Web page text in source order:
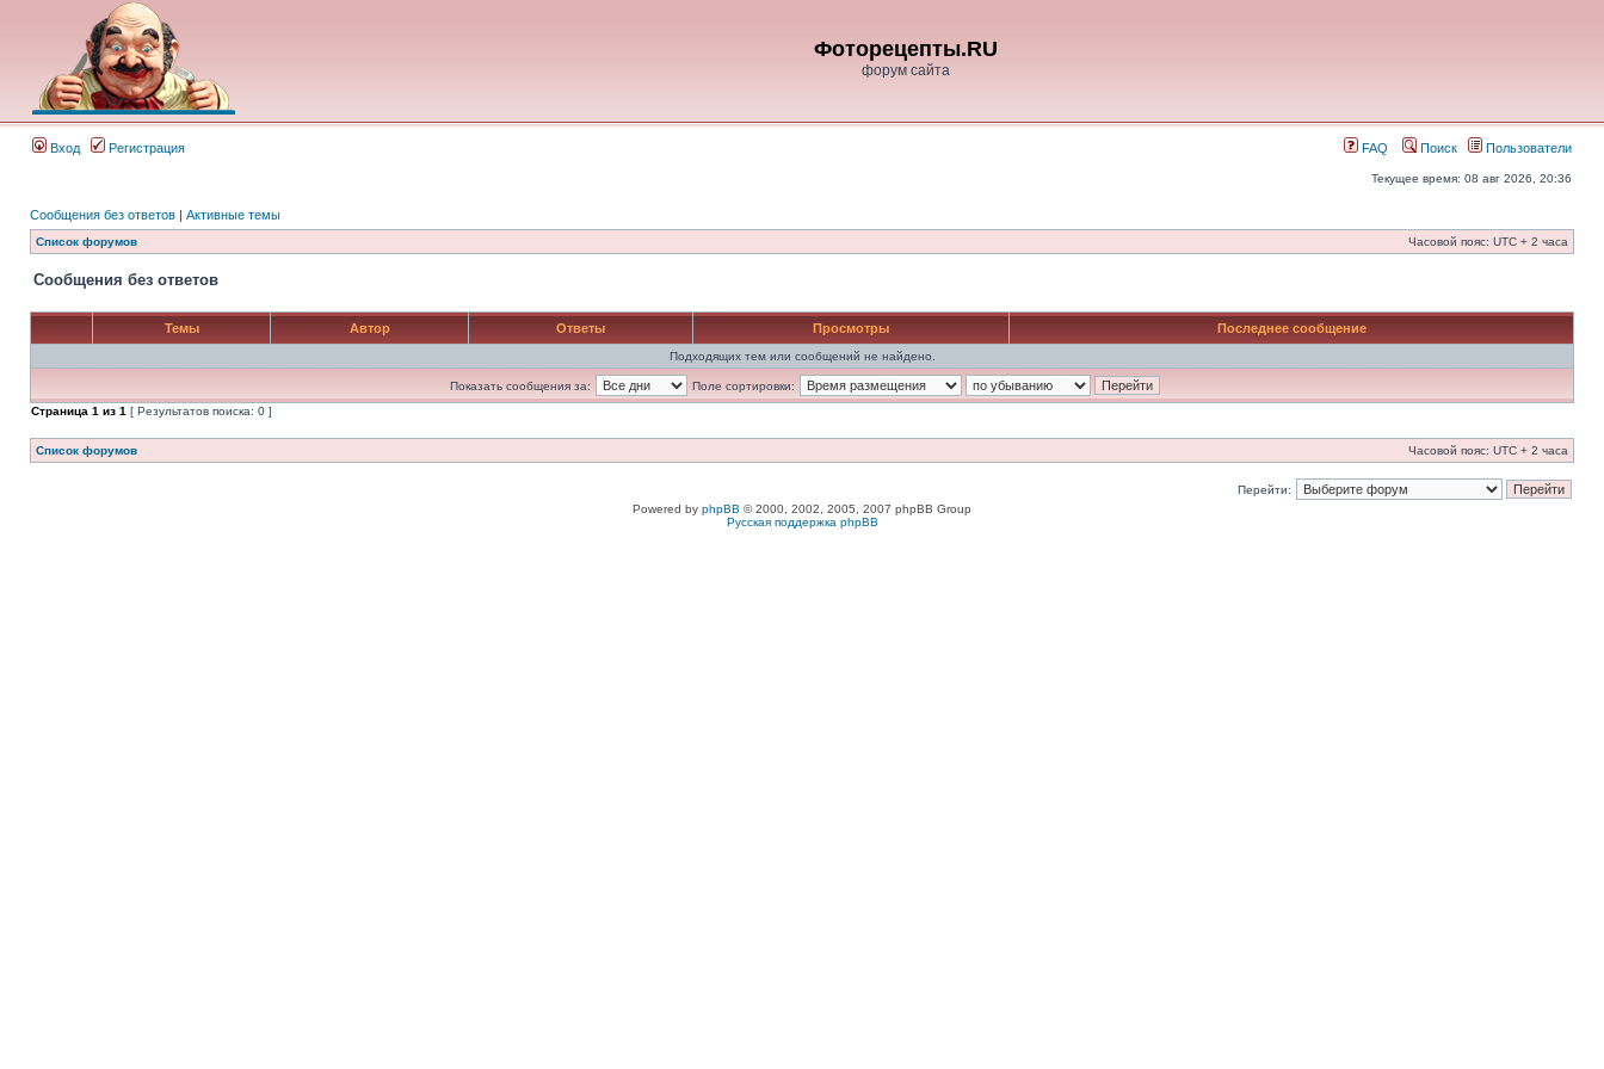
Фоторецепты.RU
форум сайта
Вход Регистрация FAQ Поиск Пользователи
Текущее время: 08 авг 2026, 20:36
Сообщения без ответов | Активные темы
Список форумов Часовой пояс: UTC + 2 часа
Сообщения без ответов
Темы Автор Ответы Просмотры Последнее сообщение
Подходящих тем или сообщений не найдено.
Показать сообщения за:
Поле сортировки:
Страница 1 из 1 [ Результатов поиска: 0 ]
Список форумов Часовой пояс: UTC + 2 часа
Перейти:
Powered by phpBB © 2000, 2002, 2005, 2007 phpBB Group
Русская поддержка phpBB